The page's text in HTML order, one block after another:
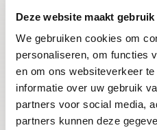
Deze website maakt
We gebruiken cookies om
personaliseren, om functies
en om ons websiteverkeer
informatie over uw gebruik
partners voor social media,
partners kunnen deze
Blijf op de hoogte
Ontvang het laatste
evenementen
E-mailadres